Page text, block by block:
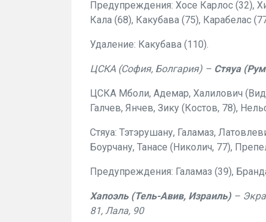
Предупреждения: Хосе Карлос (32),
Кала (68), Какубава (75), Карабелас
Удаление: Какубава (110).
ЦСКА (София, Болгария) – Стяуа
ЦСКА Мболи, Адемар, Халилович
Галчев, Янчев, Зику (Костов, 78),
Стяуа: Тэтэрушану, Галамаз,
Боурчану, Танасе (Николич, 77),
Предупреждения: Галамаз (39),
Хапоэль (Тель-Авив, Израиль) –
81, Лала, 90